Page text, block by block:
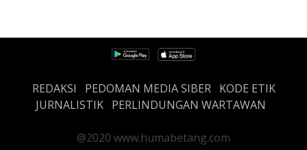
REDAKSI PEDOMAN MEDIA SIBER
KODE ETIK
JURNALISTIK PERLINDUNGAN WARTAWAN
@2020 www.humabetang.com